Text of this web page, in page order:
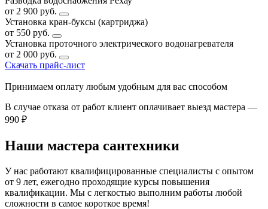
от 2 900 руб.
Установка кран-буксы (картриджа)
от 550 руб.
Установка проточного электрического водонагревателя
от 2 000 руб.
Скачать прайс-лист
Принимаем оплату любым удобным для вас способом
В случае отказа от работ клиент оплачивает выезд мастера —
990 ₽
Наши мастера сантехники
У нас работают квалифицированные специалисты с опытом
от 9 лет, ежегодно проходящие курсы повышения
квалификации. Мы с легкостью выполним работы любой
сложности в самое короткое время!